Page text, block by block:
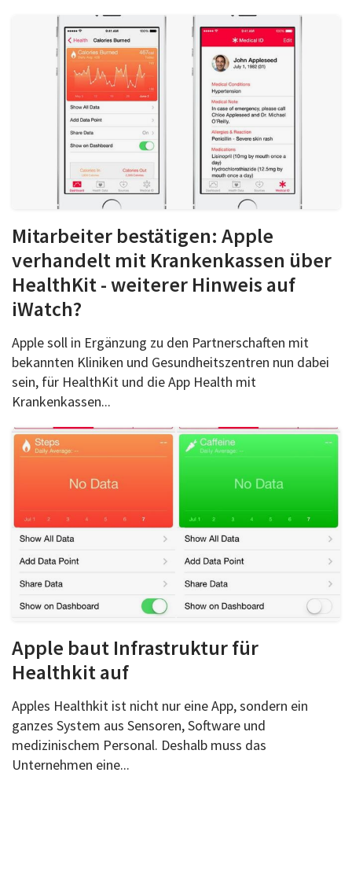
Mitarbeiter bestätigen: Apple
verhandelt mit Krankenkassen über
HealthKit - weiterer Hinweis auf
iWatch?
Apple soll in Ergänzung zu den Partnerschaften mit
bekannten Kliniken und Gesundheitszentren nun dabei
sein, für HealthKit und die App Health mit
Krankenkassen...
Apple baut Infrastruktur für
Healthkit auf
Apples Healthkit ist nicht nur eine App, sondern ein
ganzes System aus Sensoren, Software und
medizinischem Personal. Deshalb muss das
Unternehmen eine...